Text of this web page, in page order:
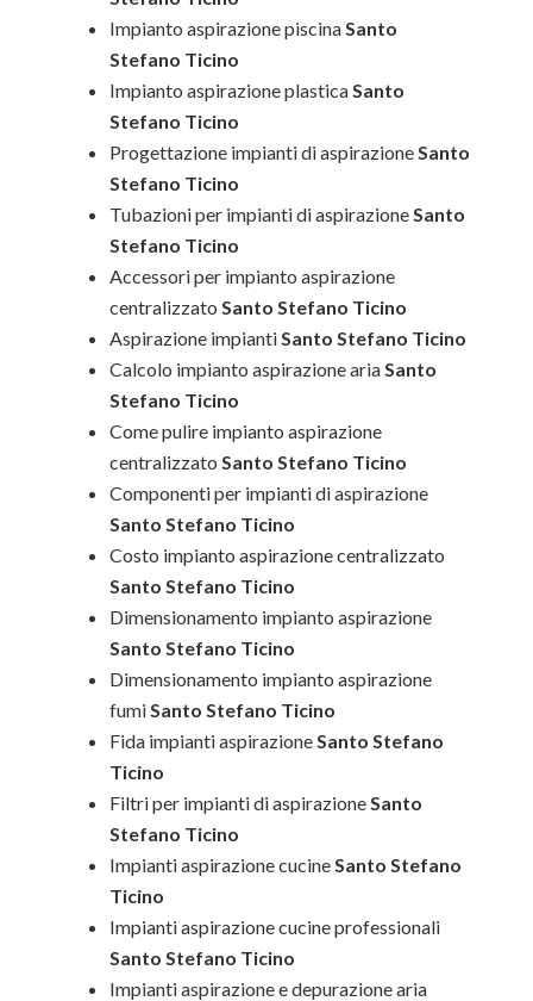
Impianto aspirazione piscinaSanto
Stefano Ticino
Impianto aspirazione plasticaSanto
Stefano Ticino
Progettazione impianti di aspirazioneSanto
Stefano Ticino
Tubazioni per impianti di aspirazioneSanto
Stefano Ticino
Accessori per impianto aspirazione
centralizzato Santo Stefano Ticino
Aspirazione impiantiSanto Stefano Ticino
Calcolo impianto aspirazione ariaSanto
Stefano Ticino
Come pulire impianto aspirazione
centralizzato Santo Stefano Ticino
Componenti per impianti di aspirazione
Santo Stefano Ticino
Costo impianto aspirazione centralizzato
Santo Stefano Ticino
Dimensionamento impianto aspirazione
Santo Stefano Ticino
Dimensionamento impianto aspirazione
fumiSanto Stefano Ticino
Fida impianti aspirazioneSanto Stefano
Ticino
Filtri per impianti di aspirazioneSanto
Stefano Ticino
Impianti aspirazione cucineSanto Stefano
Ticino
Impianti aspirazione cucine professionali
Santo Stefano Ticino
Impianti aspirazione e depurazione aria